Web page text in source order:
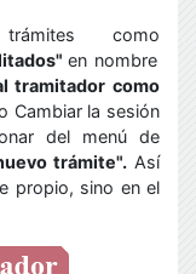
como
en nombre
tramitador como
Cambiar la sesión
del menú de
trámite". Así
propio, sino en el